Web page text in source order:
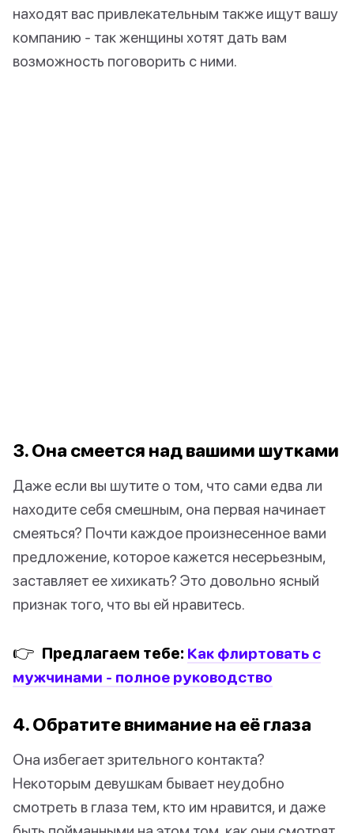
находят вас привлекательным также ищут вашу
компанию - так женщины хотят дать вам
возможность поговорить с ними.
3. Она смеется над вашими шутками
Даже если вы шутите о том, что сами едва ли
находите себя смешным, она первая начинает
смеяться? Почти каждое произнесенное вами
предложение, которое кажется несерьезным,
заставляет ее хихикать? Это довольно ясный
признак того, что вы ей нравитесь.
👉 Предлагаем тебе: Как флиртовать с
мужчинами - полное руководство
4. Обратите внимание на её глаза
Она избегает зрительного контакта?
Некоторым девушкам бывает неудобно
смотреть в глаза тем, кто им нравится, и даже